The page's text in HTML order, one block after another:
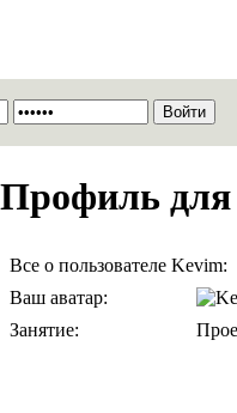
Профиль
Все о пользователе Kevim:
Ваш аватар:
Занятие: